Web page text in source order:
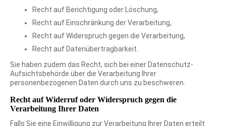
Recht auf Berichtigung oder Löschung,
Recht auf Einschränkung der Verarbeitung,
Recht auf Widerspruch gegen die Verarbeitung,
Recht auf Datenübertragbarkeit.
Sie haben zudem das Recht, sich bei einer Datenschutz-
Aufsichtsbehörde über die Verarbeitung Ihrer
personenbezogenen Daten durch uns zu beschweren.
Recht auf Widerruf oder Widerspruch gegen die
Verarbeitung Ihrer Daten
Falls Sie eine Einwilligung zur Verarbeitung Ihrer Daten erteilt